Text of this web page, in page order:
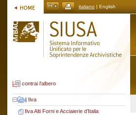
italiano | English
contrai l'albero
| Ilva
Ilva Alti Forni e Acciaierie d’Italia